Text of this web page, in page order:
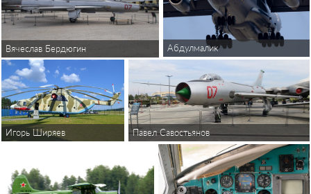
Вячеслав Бердюгин Абдулмалик
Игорь Ширяев Павел Савостьянов